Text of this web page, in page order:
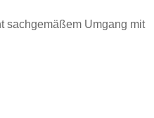
sachgemäßem Umgang mit